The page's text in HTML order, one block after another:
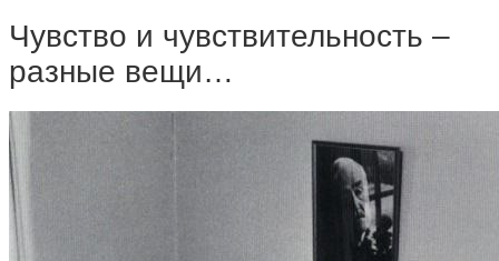
Чувство и чувствительность –
разные вещи…